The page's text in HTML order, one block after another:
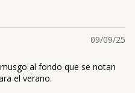
09/09/25
al fondo que se notan
el verano.